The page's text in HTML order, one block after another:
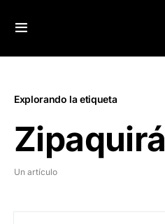
Explorando la etiqueta
Zipaquirá
Un artículo